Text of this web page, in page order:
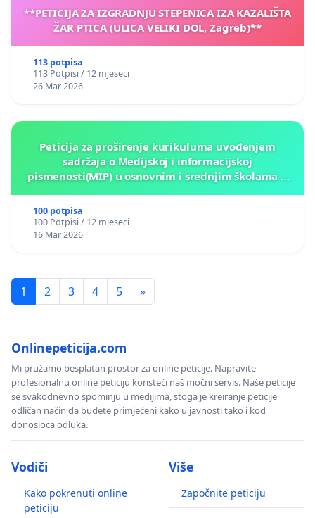
**PETICIJA ZA IZGRADNJU STEPENICA IZA KAZALIŠTA
ŽAR PTICA (ULICA VELIKI DOL, Zagreb)**
113 potpisa
113 Potpisi / 12 mjeseci
26 Mar 2026
Peticija za proširenje kurikuluma uvođenjem
sadržaja o Medijskoj i informacijskoj
pismenosti(MIP) u osnovnim i srednjim školama u
100 potpisa
100 Potpisi / 12 mjeseci
16 Mar 2026
1 2 3 4 5 »
Onlinepeticija.com
Mi pružamo besplatan prostor za online peticije. Napravite
profesionalnu online peticiju koristeći naš močni servis. Naše peticije
se svakodnevno spominju u medijima, stoga je kreiranje peticije
odličan način da budete primjećeni kako u javnosti tako i kod
donosioca odluka.
Vodiči
Kako pokrenuti online
peticiju
Više
Započnite peticiju